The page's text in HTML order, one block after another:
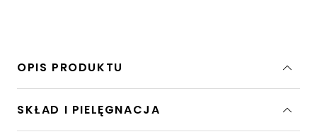
OPIS PRODUKTU
SKŁAD I PIELĘGNACJA